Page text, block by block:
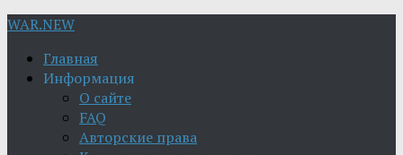
WAR.NEW
Главная
Информация
О сайте
FAQ
Авторские права